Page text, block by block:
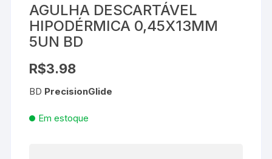
AGULHA DESCARTÁVEL
HIPODÉRMICA 0,45X13MM
5UN BD
R$3.98
BD PrecisionGlide
Em estoque